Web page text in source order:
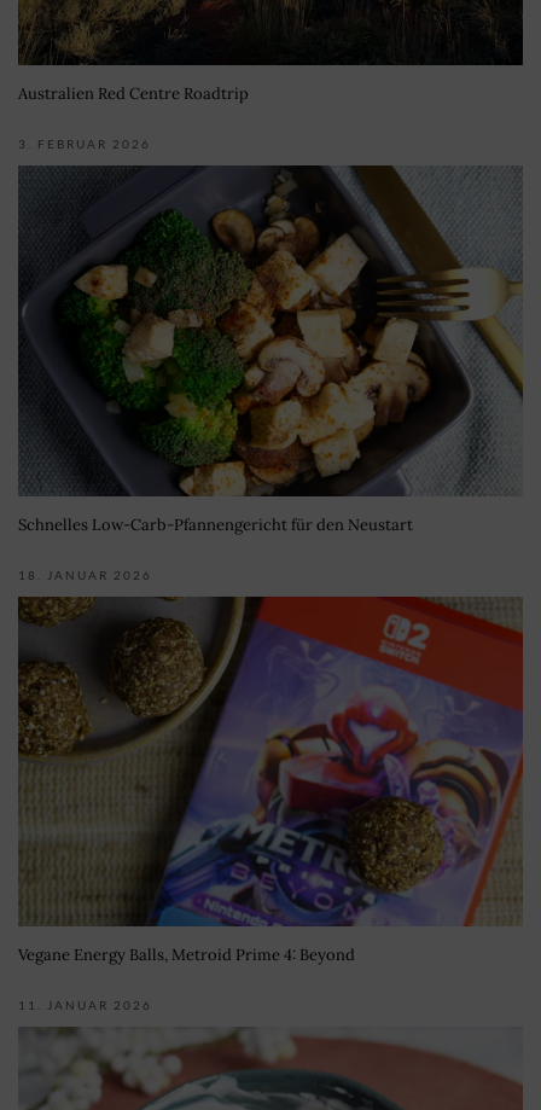
Australien Red Centre Roadtrip
3. FEBRUAR 2026
Schnelles Low-Carb-Pfannengericht für den Neustart
18. JANUAR 2026
Vegane Energy Balls, Metroid Prime 4: Beyond
11. JANUAR 2026